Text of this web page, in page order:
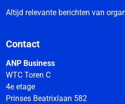
Altijd relevante berichten van
Contact
ANP Business
WTC Toren C
4e etage
Prinses Beatrixlaan 582